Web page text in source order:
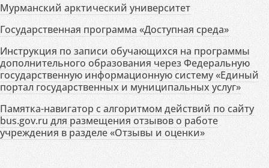
Мурманский арктический университет
Государственная программа «Доступная среда»
Инструкция по записи обучающихся на программы
дополнительного образования через Федеральную
государственную информационную систему «Единый
портал государственных и муниципальных услуг»
Памятка-навигатор с алгоритмом действий по сайту
bus.gov.ru для размещения отзывов о работе
учреждения в разделе «Отзывы и оценки»